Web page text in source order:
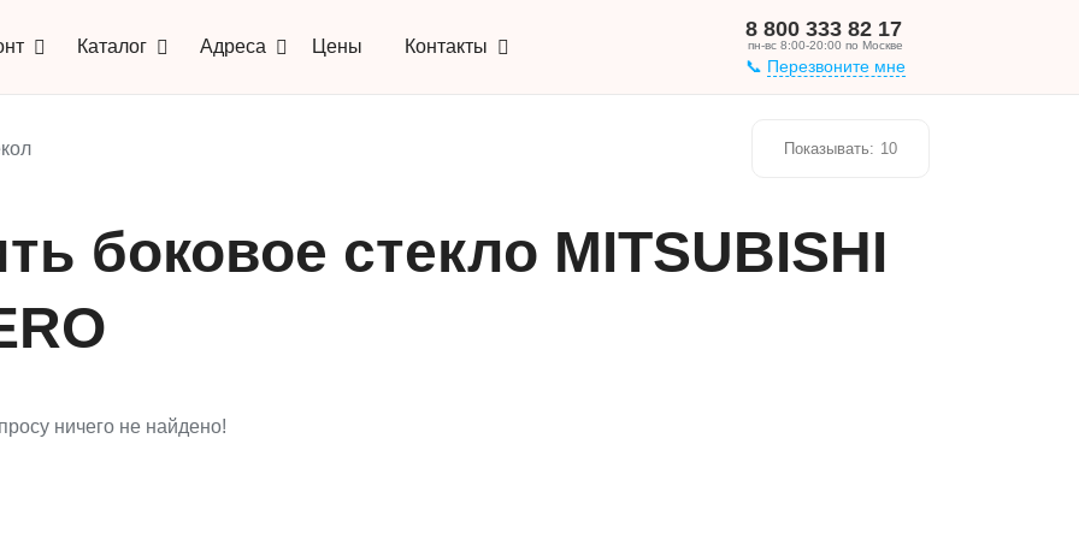
Каталог Адреса Цены Контакты
8 800 333 82 17
пн-вс 8:00-20:00 по Москве
Перезвоните мне
Показывать: 10
боковое стекло MITSUBISHI
ничего не найдено!